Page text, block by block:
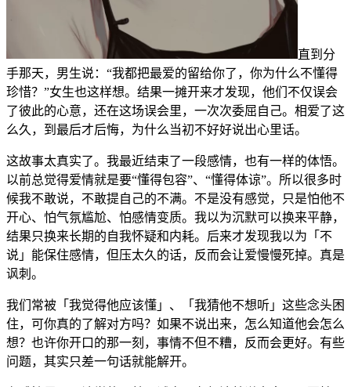
直到分
手那天，男生说：“我都把最爱的留给你了，你为什么不懂得
珍惜？”女生也这样想。结果一摊开来才发现，他们不仅误会
了彼此的心意，还在这场误会里，一次次委屈自己。相爱了这
么久，到最后才后悔，为什么当初不好好说出心里话。
这故事太真实了。我最近结束了一段感情，也有一样的体悟。
以前总觉得爱情就是要“懂得包容”、“懂得体谅”。所以很多时
候我不敢说，不敢提自己的不满。不是没有感觉，只是怕他不
开心、怕气氛尴尬、怕感情变质。我以为沉默可以换来平静，
结果只换来长期的自我怀疑和内耗。后来才发现我以为「不
说」能保住感情，但压太久的话，反而会让爱慢慢死掉。真是
讽刺。
我们常被「我觉得他应该懂」、「我猜他不想听」这些念头困
住，可你真的了解对方吗？如果不说出来，怎么知道他会怎么
想？也许你开口的那一刻，事情不但不糟，反而会更好。有些
问题，其实只差一句话就能解开。